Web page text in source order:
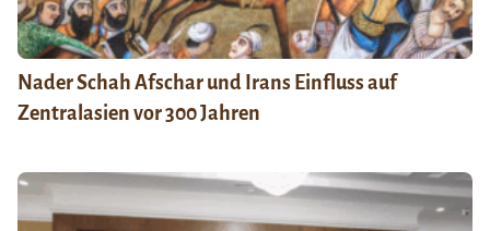
Nader Schah Afschar und Irans Einfluss auf
Zentralasien vor 300 Jahren